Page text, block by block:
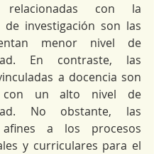
relacionadas con la
de investigación son las
menor nivel de
En contraste, las
a docencia son
con un alto nivel de
No obstante, las
afines a los procesos
y curriculares para el